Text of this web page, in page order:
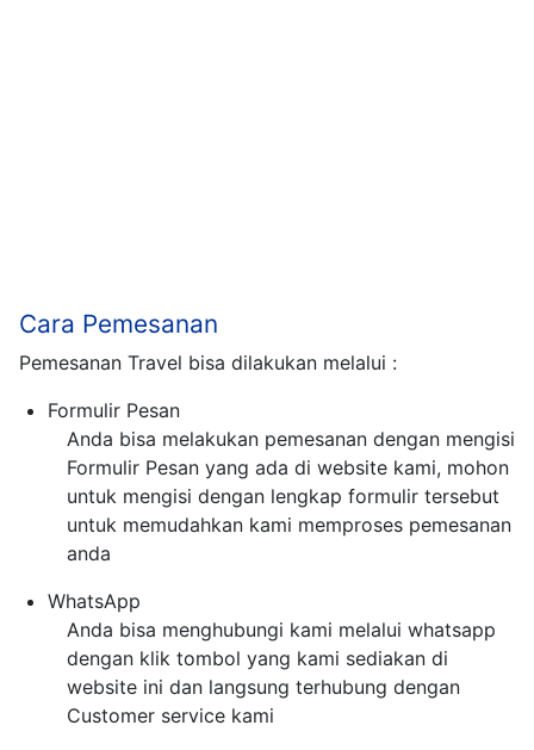
Cara Pemesanan
Pemesanan Travel bisa dilakukan melalui :
Formulir Pesan
Anda bisa melakukan pemesanan dengan mengisi
Formulir Pesan yang ada di website kami, mohon
untuk mengisi dengan lengkap formulir tersebut
untuk memudahkan kami memproses pemesanan
anda
WhatsApp
Anda bisa menghubungi kami melalui whatsapp
dengan klik tombol yang kami sediakan di
website ini dan langsung terhubung dengan
Customer service kami